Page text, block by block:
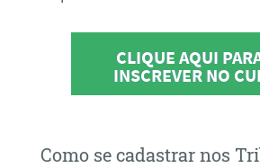
CLIQUE AQUI
INSCREVER NO
Como se cadastrar nos